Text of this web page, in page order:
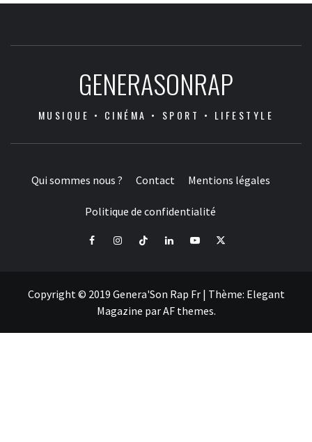
GENERASONRAP
MUSIQUE • CINÉMA • SPORT • LIFESTYLE
Qui sommes nous ? Contact Mentions légales
Politique de confidentialité
FacebookInstagramTiktok LinkedInYoutube
X
Copyright © 2019 Genera'Son Rap Fr | Thème: Elegant
Magazine parAF themes.